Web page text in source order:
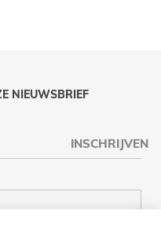
NIEUWSBRIEF
INSCHRIJVEN